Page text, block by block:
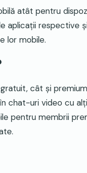
atât pentru
aplicații respective
lor mobile.
cât și
chat-uri video cu
pentru membrii